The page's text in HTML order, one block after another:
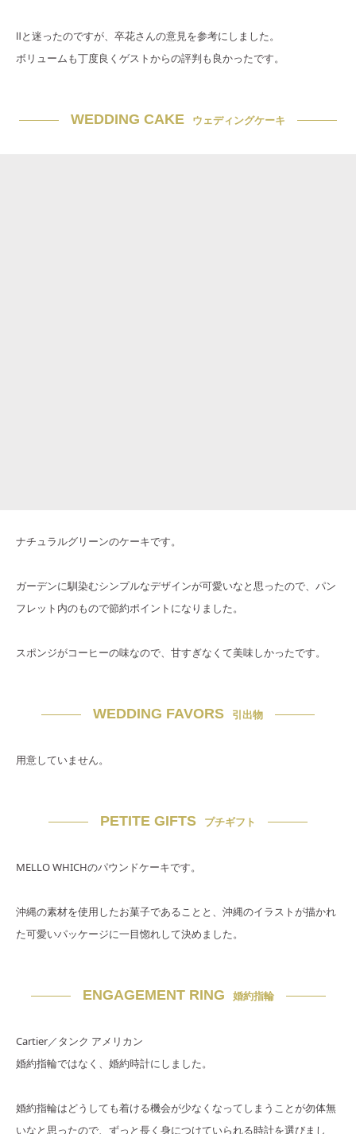
Ⅱと迷ったのですが、卒花さんの意見を参考にしました。
ボリュームも丁度良くゲストからの評判も良かったです。
WEDDING CAKE ウェディングケーキ
ナチュラルグリーンのケーキです。
ガーデンに馴染むシンプルなデザインが可愛いなと思ったので、パン
フレット内のもので節約ポイントになりました。
スポンジがコーヒーの味なので、甘すぎなくて美味しかったです。
WEDDING FAVORS 引出物
用意していません。
PETITE GIFTS プチギフト
MELLO WHICHのパウンドケーキです。
沖縄の素材を使用したお菓子であることと、沖縄のイラストが描かれ
た可愛いパッケージに一目惚れして決めました。
ENGAGEMENT RING 婚約指輪
Cartier／タンク アメリカン
婚約指輪ではなく、婚約時計にしました。
婚約指輪はどうしても着ける機会が少なくなってしまうことが勿体無
いなと思ったので、ずっと長く身につけていられる時計を選びまし